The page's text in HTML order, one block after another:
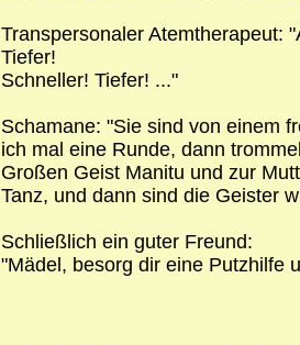
Transpersonaler Atemtherapeut:
Tiefer!
Schneller! Tiefer! ..."
Schamane: "Sie sind von einem
ich mal eine Runde, dann
Großen Geist Manitu und zur
Tanz, und dann sind die Geister
Schließlich ein guter Freund:
"Mädel, besorg dir eine Putzhilfe